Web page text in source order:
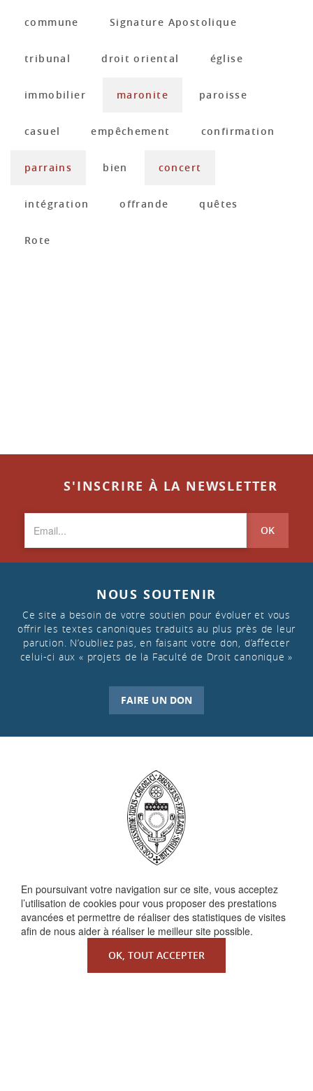
En poursuivant votre navigation sur ce site, vous acceptez
l’utilisation de cookies pour vous proposer des prestations
avancées et permettre de réaliser des statistiques de visites
afin de nous aider à réaliser le meilleur site possible.
OK, TOUT ACCEPTER
commune Signature Apostolique
tribunal droit oriental église
immobilier maronite paroisse
casuel empêchement confirmation
parrains bien concert
intégration offrande quêtes
Rote
S'INSCRIRE À LA NEWSLETTER
OK
NOUS SOUTENIR
Ce site a besoin de votre soutien pour évoluer et vous
offrir les textes canoniques traduits au plus près de leur
parution. N’oubliez pas, en faisant votre don, d’affecter
celui-ci aux « projets de la Faculté de Droit canonique »
FAIRE UN DON
QUI SOMMES-NOUS ?
La Faculté de Droit canonique
Partenaires / mécènes
Liens utiles